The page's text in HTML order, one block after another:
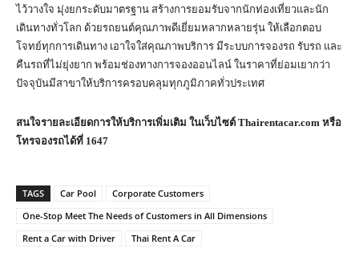
ไว้วางใจ มุ่งยกระดับมาตรฐาน สร้างการยอมรับจากนักท่องเที่ยวและนัก
เดินทางทั่วโลก ด้วยรถยนต์คุณภาพดีเยี่ยมหลากหลายรุ่น ให้เลือกตอบ
โจทย์ทุกการเดินทาง เอาใจใส่คุณภาพบริการ มีระบบการจองรถ รับรถ และ
คืนรถที่ไม่ยุ่งยาก พร้อมช่องทางการจองออนไลน์ ในราคาที่ย่อมเยากว่า
ปัจจุบันมีสาขาให้บริการครอบคลุมทุกภูมิภาคทั่วประเทศ
สนใจรายละเอียดการให้บริการเพิ่มเติม ในเว็บไซต์ Thairentacar.com หรือ
โทรจองรถได้ที่ 1647
TAGS Car Pool
Corporate Customers
One-Stop Meet The Needs of Customers in All Dimensions
Rent a Car with Driver
Thai Rent A Car